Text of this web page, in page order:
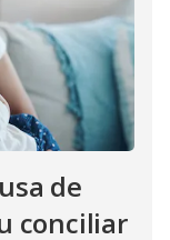
de
conciliar